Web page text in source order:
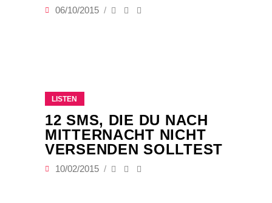
06/10/2015
LISTEN
12 SMS, DIE DU NACH
MITTERNACHT NICHT
VERSENDEN SOLLTEST
10/02/2015